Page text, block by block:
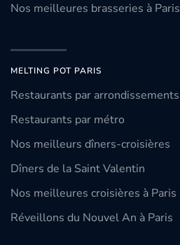
Nos meilleures brasseries à Paris
MELTING POT PARIS
Restaurants par arrondissements
Restaurants par métro
Nos meilleurs dîners-croisières
Dîners de la Saint Valentin
Nos meilleures croisières à Paris
Réveillons du Nouvel An à Paris